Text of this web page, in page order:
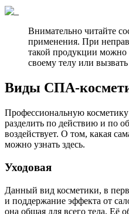
Внимательно читайте
применения. При
такой продукции можно
своему телу или
Виды СПА-
Профессиональную
разделить по действию и по
воздействует. О том, какая
можно узнать здесь.
Уходовая
Данный вид косметики, в
и поддержание эффекта от
она общая для всего тела. Её